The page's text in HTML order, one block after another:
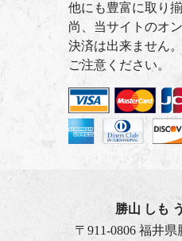
他にも豊富に取り
尚、当サイトのオ
決済は出来ません。
ご注意ください。
勝山 しも
〒911-0806 福井